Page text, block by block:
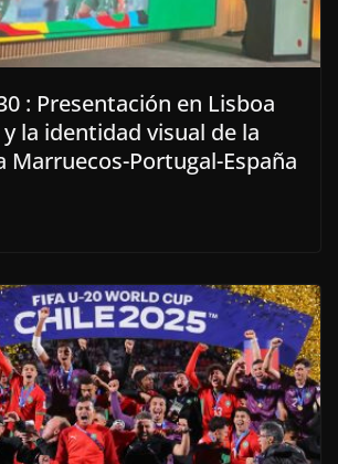
: Presentación en Lisboa
la identidad visual de la
Marruecos-Portugal-España